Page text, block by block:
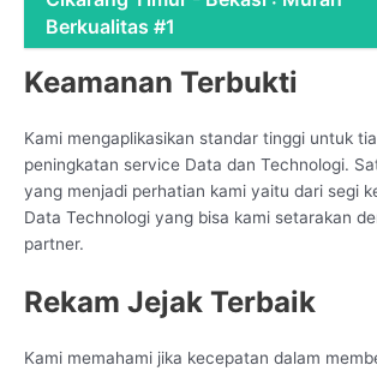
Berkualitas #1
Keamanan Terbukti
Kami mengaplikasikan standar tinggi untuk
peningkatan service Data dan Technologi.
yang menjadi perhatian kami yaitu dari segi
Data Technologi yang bisa kami setarakan
partner.
Rekam Jejak Terbaik
Kami memahami jika kecepatan dalam